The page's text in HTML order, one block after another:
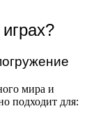
мира и
подходит для: